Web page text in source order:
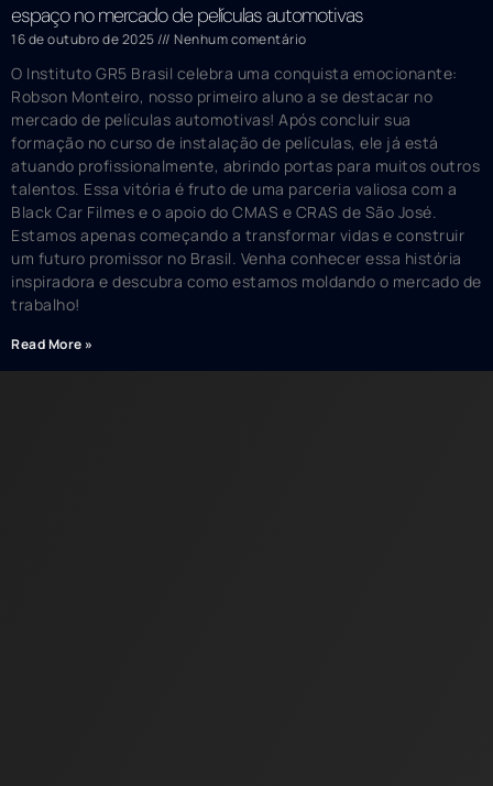
espaço no mercado de películas automotivas
16 de outubro de 2025 Nenhum comentário
O Instituto GR5 Brasil celebra uma conquista emocionante:
Robson Monteiro, nosso primeiro aluno a se destacar no
mercado de películas automotivas! Após concluir sua
formação no curso de instalação de películas, ele já está
atuando profissionalmente, abrindo portas para muitos outros
talentos. Essa vitória é fruto de uma parceria valiosa com a
Black Car Filmes e o apoio do CMAS e CRAS de São José.
Estamos apenas começando a transformar vidas e construir
um futuro promissor no Brasil. Venha conhecer essa história
inspiradora e descubra como estamos moldando o mercado de
trabalho!
Read More »